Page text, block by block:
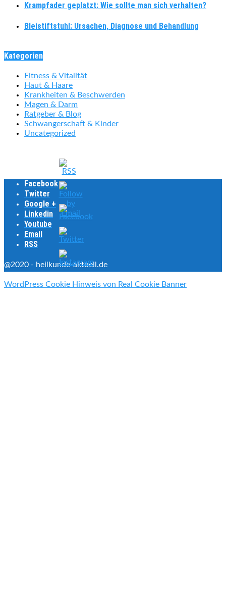
Krampfader geplatzt: Wie sollte man sich verhalten?
Bleistiftstuhl: Ursachen, Diagnose und Behandlung
Kategorien
Fitness & Vitalität
Haut & Haare
Krankheiten & Beschwerden
Magen & Darm
Ratgeber & Blog
Schwangerschaft & Kinder
Uncategorized
Facebook
Twitter
Google +
Linkedin
Youtube
Email
RSS
@2020 - heilkunde-aktuell.de
WordPress Cookie Hinweis von Real Cookie Banner